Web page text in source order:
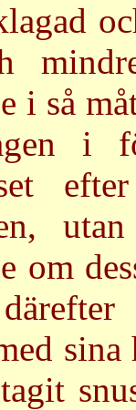
i så
i
om